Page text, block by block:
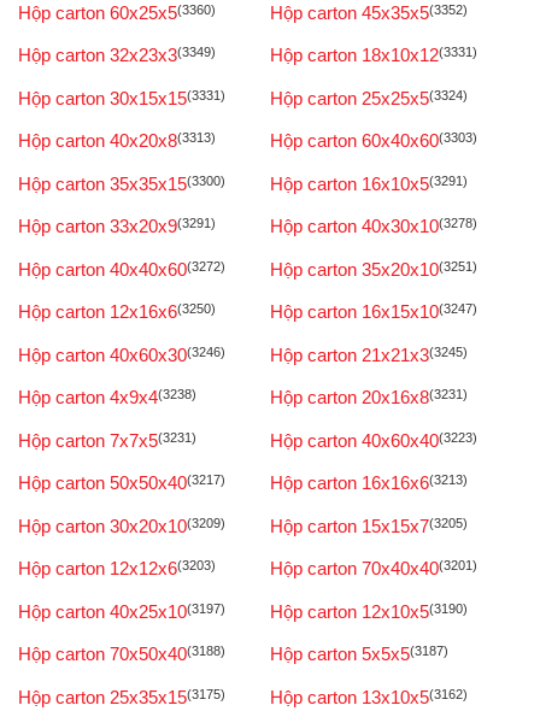
Hộp carton 60x25x5(3360) Hộp carton 45x35x5(3352)
Hộp carton 32x23x3(3349) Hộp carton 18x10x12(3331)
Hộp carton 30x15x15(3331) Hộp carton 25x25x5(3324)
Hộp carton 40x20x8(3313) Hộp carton 60x40x60(3303)
Hộp carton 35x35x15(3300) Hộp carton 16x10x5(3291)
Hộp carton 33x20x9(3291) Hộp carton 40x30x10(3278)
Hộp carton 40x40x60(3272) Hộp carton 35x20x10(3251)
Hộp carton 12x16x6(3250) Hộp carton 16x15x10(3247)
Hộp carton 40x60x30(3246) Hộp carton 21x21x3(3245)
Hộp carton 4x9x4(3238) Hộp carton 20x16x8(3231)
Hộp carton 7x7x5(3231) Hộp carton 40x60x40(3223)
Hộp carton 50x50x40(3217) Hộp carton 16x16x6(3213)
Hộp carton 30x20x10(3209) Hộp carton 15x15x7(3205)
Hộp carton 12x12x6(3203) Hộp carton 70x40x40(3201)
Hộp carton 40x25x10(3197) Hộp carton 12x10x5(3190)
Hộp carton 70x50x40(3188) Hộp carton 5x5x5(3187)
Hộp carton 25x35x15(3175) Hộp carton 13x10x5(3162)